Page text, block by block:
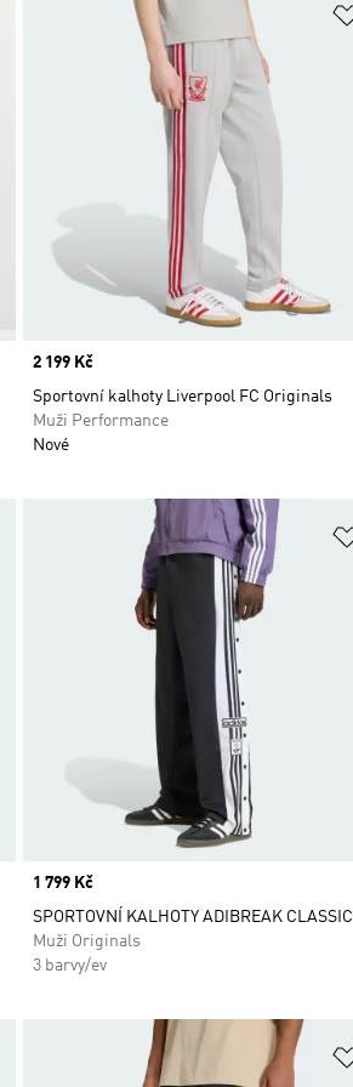
Přidat do seznamu přání
Price
2 199 Kč
Sportovní kalhoty Liverpool FC Originals
Muži Performance
Nové
Přidat do seznamu přání
Price
1 799 Kč
SPORTOVNÍ KALHOTY ADIBREAK CLASSIC
Muži Originals
3 barvy/ev
Přidat do seznamu přání